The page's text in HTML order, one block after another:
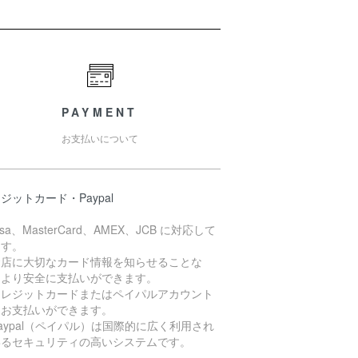
PAYMENT
お支払いについて
ットカード・Paypal
、MasterCard、AMEX、JCB に対応して
。
店に大切なカード情報を知らせることな
り安全に支払いができます。
レジットカードまたはペイパルアカウント
支払いができます。
（ペイパル）は国際的に広く利用され
セキュリティの高いシステムです。